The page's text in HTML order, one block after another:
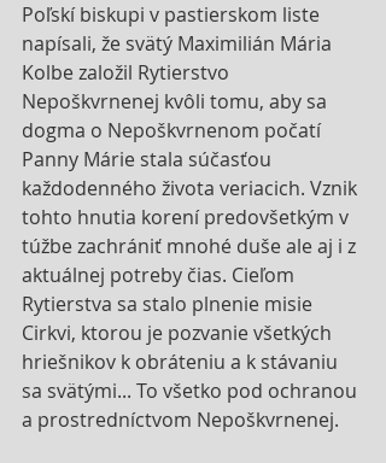
Poľskí biskupi v pastierskom liste
napísali, že svätý Maximilián Mária
Kolbe založil Rytierstvo
Nepoškvrnenej kvôli tomu, aby sa
dogma o Nepoškvrnenom počatí
Panny Márie stala súčasťou
každodenného života veriacich. Vznik
tohto hnutia korení predovšetkým v
túžbe zachrániť mnohé duše ale aj i z
aktuálnej potreby čias. Cieľom
Rytierstva sa stalo plnenie misie
Cirkvi, ktorou je pozvanie všetkých
hriešnikov k obráteniu a k stávaniu
sa svätými... To všetko pod ochranou
a prostredníctvom Nepoškvrnenej.